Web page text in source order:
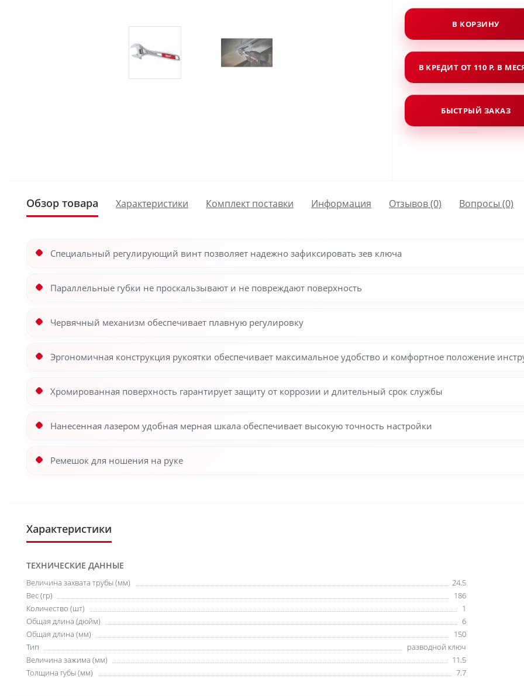
В КОРЗИНУ
В КРЕДИТ ОТ 110 Р. В
БЫСТРЫЙ ЗАКАЗ
Обзор товара Характеристики Комплект поставки Информация Отзывов (0) Вопросы (0)
Специальный регулирующий винт позволяет надежно зафиксировать зев ключа
Параллельные губки не проскальзывают и не повреждают поверхность
Червячный механизм обеспечивает плавную регулировку
Эргономичная конструкция рукоятки обеспечивает максимальное удобство и комфортное положение
Хромированная поверхность гарантирует защиту от коррозии и длительный срок службы
Нанесенная лазером удобная мерная шкала обеспечивает высокую точность настройки
Ремешок для ношения на руке
Характеристики
ТЕХНИЧЕСКИЕ ДАННЫЕ
Величина захвата трубы (мм)
24.5
Вес (гр)
186
Количество (шт)
1
Общая длина (дюйм)
6
Общая длина (мм)
150
Тип
разводной ключ
Величина зажима (мм)
11.5
Толщина губы (мм)
7.7